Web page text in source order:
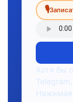
🎙
Хотя бы
Нажимая